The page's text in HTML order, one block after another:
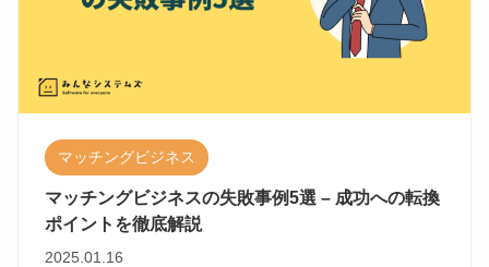
マッチングビジネス
マッチングビジネスの失敗事例5選 – 成功への転換
ポイントを徹底解説
2025.01.16